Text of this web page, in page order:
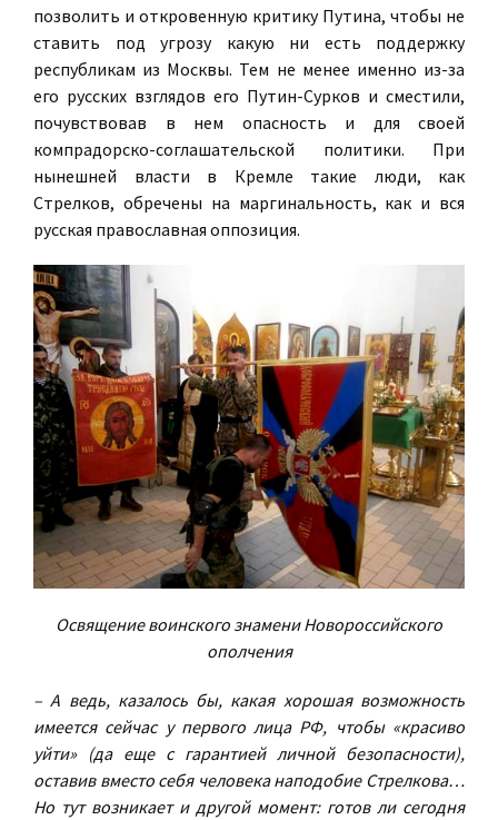
позволить и откровенную критику Путина, чтобы не
ставить под угрозу какую ни есть поддержку
республикам из Москвы. Тем не менее именно из-за
его русских взглядов его Путин-Сурков и сместили,
почувствовав в нем опасность и для своей
компрадорско-соглашательской политики. При
нынешней власти в Кремле такие люди, как
Стрелков, обречены на маргинальность, как и вся
русская православная оппозиция.
Освящение воинского знамени Новороссийского
ополчения
– А ведь, казалось бы, какая хорошая возможность
имеется сейчас у первого лица РФ, чтобы «красиво
уйти» (да еще с гарантией личной безопасности),
оставив вместо себя человека наподобие Стрелкова…
Но тут возникает и другой момент: готов ли сегодня